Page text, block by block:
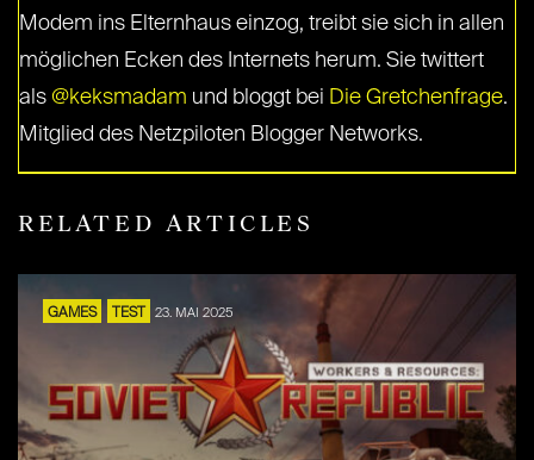
Modem ins Elternhaus einzog, treibt sie sich in allen
möglichen Ecken des Internets herum. Sie twittert
als @keksmadam und bloggt bei Die Gretchenfrage.
Mitglied des Netzpiloten Blogger Networks.
RELATED ARTICLES
GAMES TEST 23. MAI 2025